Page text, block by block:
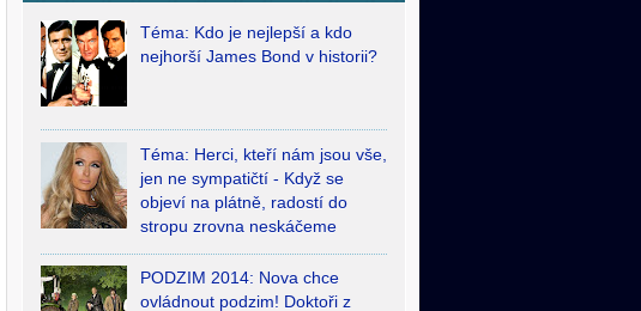
Téma: Kdo je nejlepší a kdo
nejhorší James Bond v historii?
Téma: Herci, kteří nám jsou vše,
jen ne sympatičtí - Když se
objeví na plátně, radostí do
stropu zrovna neskáčeme
PODZIM 2014: Nova chce
ovládnout podzim! Doktoři z